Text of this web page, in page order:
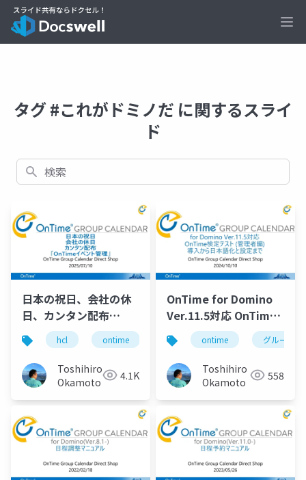
タグ #これがドミノだ に関するスライ
ド
検索
日本の祝日、会社の休
日、カンタン配布
「OnTimeイベント管
理」 第76回のの会登
壇資料 2025年7月10
日(木)
hcl ontime 組織スケジュール 組織カレ
Toshihiro
Okamoto
4.1K
OnTime for Domino
Ver.11.5対応 OnTime
検定テスト (管理者編)
導入から日本語化と設
定まで
ontime グループ
Toshihiro
Okamoto
558